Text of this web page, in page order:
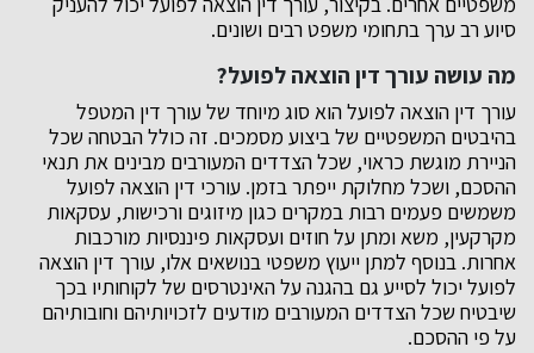
סיוע רב ערך בתחומי משפט רבים ושונים.
מה עושה עורך דין הוצאה לפועל?
עורך דין הוצאה לפועל הוא סוג מיוחד של עורך דין המטפל
בהיבטים המשפטיים של ביצוע מסמכים. זה כולל הבטחה שכל
הניירת מוגשת כראוי, שכל הצדדים המעורבים מבינים את תנאי
ההסכם, ושכל מחלוקת ייפתר בזמן. עורכי דין הוצאה לפועל
משמשים פעמים רבות במקרים כגון מיזוגים ורכישות, עסקאות
מקרקעין, משא ומתן על חוזים ועסקאות פיננסיות מורכבות
אחרות. בנוסף למתן ייעוץ משפטי בנושאים אלו, עורך דין הוצאה
לפועל יכול לסייע גם בהגנה על האינטרסים של לקוחותיו בכך
שיבטיח שכל הצדדים המעורבים מודעים לזכויותיהם וחובותיהם
על פי ההסכם.